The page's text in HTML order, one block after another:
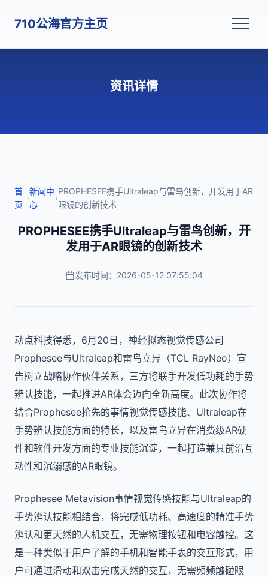
710公海官方主页
资讯详情
首
页
›
新闻中
心
›
PROPHESEE携手Ultraleap与雷鸟创新，开发用于AR
眼镜的创新技术
PROPHESEE携手Ultraleap与雷鸟创新，开
发用于AR眼镜的创新技术
发布时间：2026-05-12 07:55:04
动点科技得悉，6月20日，神经拟态视觉传感公司
Prophesee与Ultraleap和雷鸟立异（TCL RayNeo）宣
告树立战略协作伙伴关系，三方将联手开发低功耗的手势
辨认技能，一起推进AR体会迈向全新高度。此次协作将
结合Prophesee抢先的事情视觉传感技能、Ultraleap在
手势辨认技能方面的特长，以及雷鸟立异在消费级AR硬
件和软件开发方面的专业技能沉淀，一起打造兼具前沿互
动性和沉溺感的AR眼镜。
Prophesee Metavision事情视觉传感技能与Ultraleap的
手势辨认技能相结合，将完成低功耗、高速度的精准手势
辨认和更天然的人机交互，无需物理按钮和电容触控。这
是一种类似于用户了解的手机和智能手表的交互形式，用
户可通过滑动和双击完成天然的交互，无需频频触碰眼